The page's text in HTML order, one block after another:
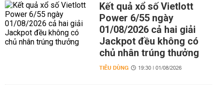
Kết quả xổ số Vietlott
Power 6/55 ngày
01/08/2026 cả hai giải
Jackpot đều không có
chủ nhân trúng thưởng
TIÊU DÙNG 19:30 | 01/08/2026